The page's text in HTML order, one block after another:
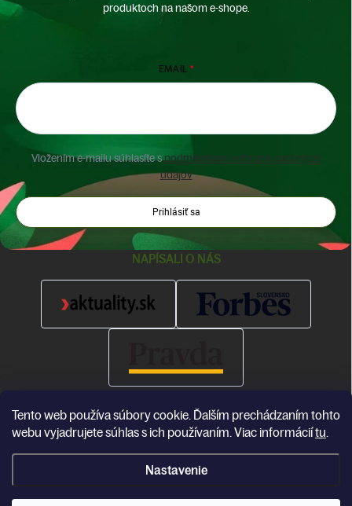
Tento web používa súbory cookie. Ďalším prechádzaním tohto
webu vyjadrujete súhlas s ich používaním. Viac informáciítu.
Nastavenie
produktoch na našom e-shope.
EMAIL
Vložením e-mailu súhlasíte spodmienkami ochrany osobných
údajov
Prihlásiť sa
NAPÍSALI O NÁS